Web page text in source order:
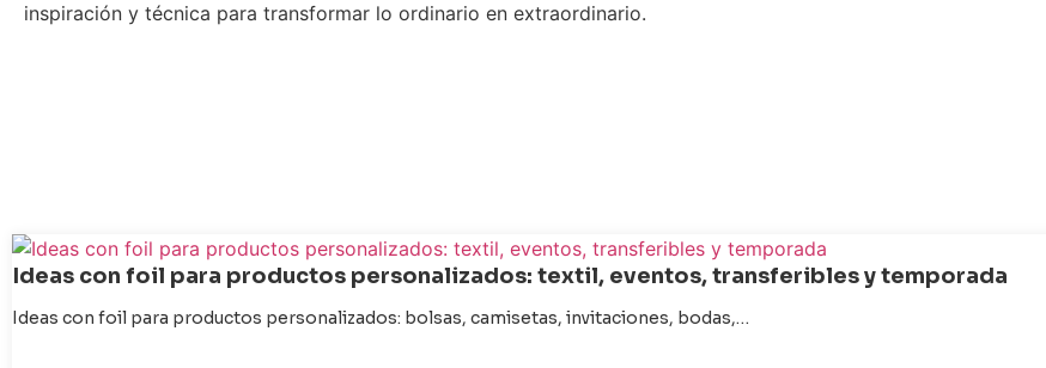
inspiración y técnica para transformar lo ordinario en extraordinario.
Ideas con foil para productos personalizados: textil, eventos, transferibles y temporada
Ideas con foil para productos personalizados: bolsas, camisetas, invitaciones, bodas,…